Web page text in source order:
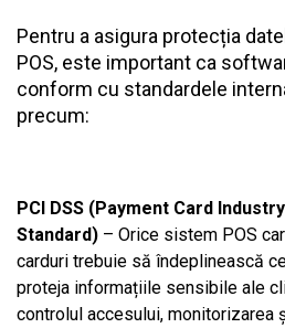
Pentru a asigura protecția
POS, este important ca
conform cu standardele
precum:
PCI DSS (Payment Card
Standard) – Orice sistem POS
carduri trebuie să îndeplinească
proteja informațiile sensibile ale
controlul accesului, monitorizarea